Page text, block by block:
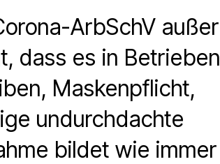
ArbSchV außer
dass es in Betrieben
Maskenpflicht,
undurchdachte
bildet wie immer